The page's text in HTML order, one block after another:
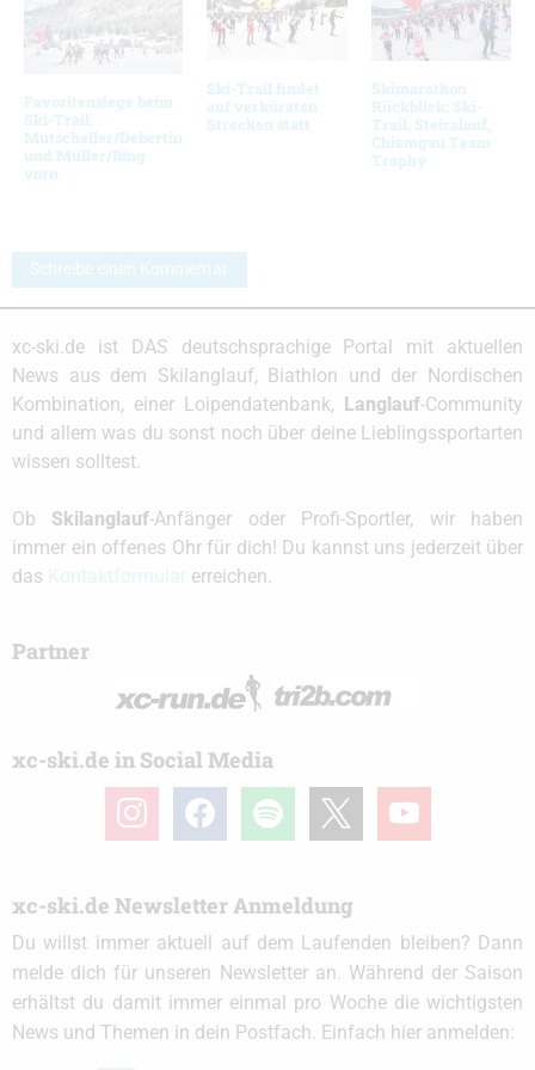
Favoritensiege beim
Ski-Trail:
Mutscheller/Debertin
und Müller/Bing
vorn
Ski-Trail findet
auf verkürzten
Strecken statt
Skimarathon
Rückblick: Ski-
Trail, Steiralauf,
Chiemgau Team
Trophy
Schreibe einen Kommentar
xc-ski.de ist DAS deutschsprachige Portal mit aktuellen
News aus dem Skilanglauf, Biathlon und der Nordischen
Kombination, einer Loipendatenbank, Langlauf-Community
und allem was du sonst noch über deine Lieblingssportarten
wissen solltest.
Ob Skilanglauf-Anfänger oder Profi-Sportler, wir haben
immer ein offenes Ohr für dich! Du kannst uns jederzeit über
das
erreichen.
Partner
xc-ski.de in Social Media
instagramfacebook spotify youtube
xc-ski.de Newsletter Anmeldung
Du willst immer aktuell auf dem Laufenden bleiben? Dann
melde dich für unseren Newsletter an. Während der Saison
erhältst du damit immer einmal pro Woche die wichtigsten
News und Themen in dein Postfach. Einfach hier anmelden: